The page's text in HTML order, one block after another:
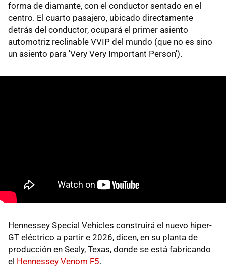
forma de diamante, con el conductor sentado en el
centro. El cuarto pasajero, ubicado directamente
detrás del conductor, ocupará el primer asiento
automotriz reclinable VVIP del mundo (que no es sino
un asiento para 'Very Very Important Person').
Hennessey Special Vehicles construirá el nuevo hiper-
GT eléctrico a partir e 2026, dicen, en su planta de
producción en Sealy, Texas, donde se está fabricando
el Hennessey Venom F5.